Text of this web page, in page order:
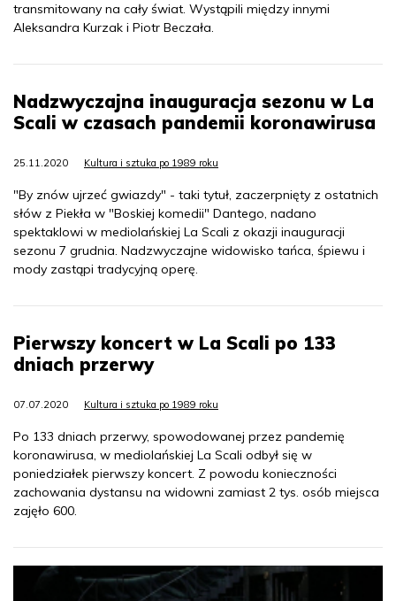
transmitowany na cały świat. Wystąpili między innymi
Aleksandra Kurzak i Piotr Beczała.
Nadzwyczajna inauguracja sezonu w La
Scali w czasach pandemii koronawirusa
25.11.2020 Kultura i sztuka po 1989 roku
"By znów ujrzeć gwiazdy" - taki tytuł, zaczerpnięty z ostatnich
słów z Piekła w "Boskiej komedii" Dantego, nadano
spektaklowi w mediolańskiej La Scali z okazji inauguracji
sezonu 7 grudnia. Nadzwyczajne widowisko tańca, śpiewu i
mody zastąpi tradycyjną operę.
Pierwszy koncert w La Scali po 133
dniach przerwy
07.07.2020 Kultura i sztuka po 1989 roku
Po 133 dniach przerwy, spowodowanej przez pandemię
koronawirusa, w mediolańskiej La Scali odbył się w
poniedziałek pierwszy koncert. Z powodu konieczności
zachowania dystansu na widowni zamiast 2 tys. osób miejsca
zajęło 600.